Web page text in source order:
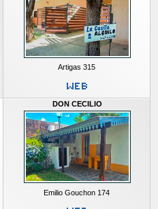
Artigas 315
DON CECILIO
Emilio Gouchon 174